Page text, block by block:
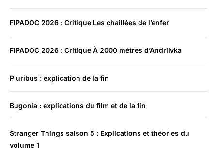
FIPADOC 2026 : Critique Les chaillées de l’enfer
FIPADOC 2026 : Critique À 2000 mètres d’Andriivka
Pluribus : explication de la fin
Bugonia : explications du film et de la fin
Stranger Things saison 5 : Explications et théories du
volume 1